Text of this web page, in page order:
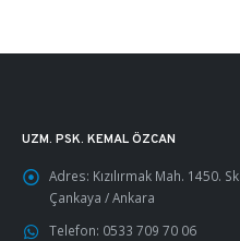
UZM. PSK. KEMAL ÖZCAN
Adres: Kızılırmak Mah. 1450.
Çankaya / Ankara
Telefon: 0533 709 70 06